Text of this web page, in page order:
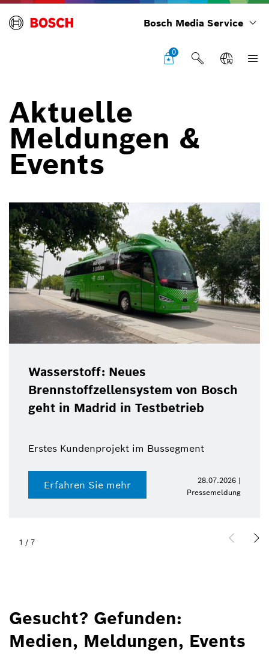
Bosch Media Service
0
Aktuelle
Meldungen &
Events
Wasserstoff: Neues
Brennstoffzellensystem von Bosch
geht in Madrid in Testbetrieb
Erstes Kundenprojekt im Bussegment
Erfahren Sie mehr
28.07.2026 |
Pressemeldung
1 / 7
Gesucht? Gefunden:
Medien, Meldungen, Events